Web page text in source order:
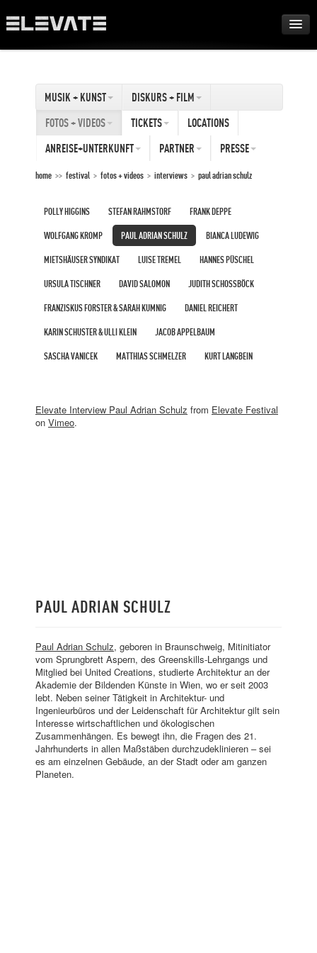
AWARDS
ABOUT
MUSIK + KUNST
DISKURS + FILM
FOTOS + VIDEOS
TICKETS
LOCATIONS
ANREISE+UNTERKUNFT
PARTNER PRESSE
home >> festival > fotos + videos > interviews > paul adrian schulz
POLLY HIGGINS STEFAN RAHMSTORF FRANK DEPPE
WOLFGANG KROMP PAUL ADRIAN SCHULZ BIANCA LUDEWIG
MIETSHÄUSER SYNDIKAT LUISE TREMEL HANNES PÜSCHEL
URSULA TISCHNER DAVID SALOMON JUDITH SCHOSSBÖCK
FRANZISKUS FORSTER & SARAH KUMNIG DANIEL REICHERT
KARIN SCHUSTER & ULLI KLEIN JACOB APPELBAUM
SASCHA VANICEK MATTHIAS SCHMELZER KURT LANGBEIN
Elevate Interview Paul Adrian Schulz from Elevate Festival
on Vimeo.
PAUL ADRIAN SCHULZ
Paul Adrian Schulz, geboren in Braunschweig, Mitinitiator
vom Sprungbrett Aspern, des Greenskills-Lehrgangs und
Mitglied bei United Creations, studierte Architektur an der
Akademie der Bildenden Künste in Wien, wo er seit 2003
lebt. Neben seiner Tätigkeit in Architektur- und
Ingenieurbüros und der Leidenschaft für Architektur gilt sein
Interesse wirtschaftlichen und ökologischen
Zusammenhängen. Es bewegt ihn, die Fragen des 21.
Jahrhunderts in allen Maßstäben durchzudeklinieren – sei
es am einzelnen Gebäude, an der Stadt oder am ganzen
Planeten.